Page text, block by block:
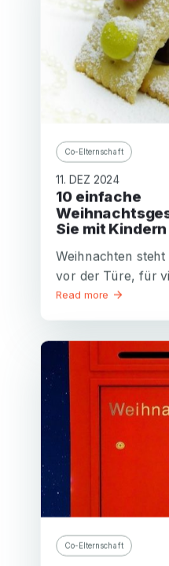
Co-Elternschaft
11. DEZ 2024
10 einfache
Sie mit
Weihnachten
vor der Türe, für
Read more
Co-Elternschaft